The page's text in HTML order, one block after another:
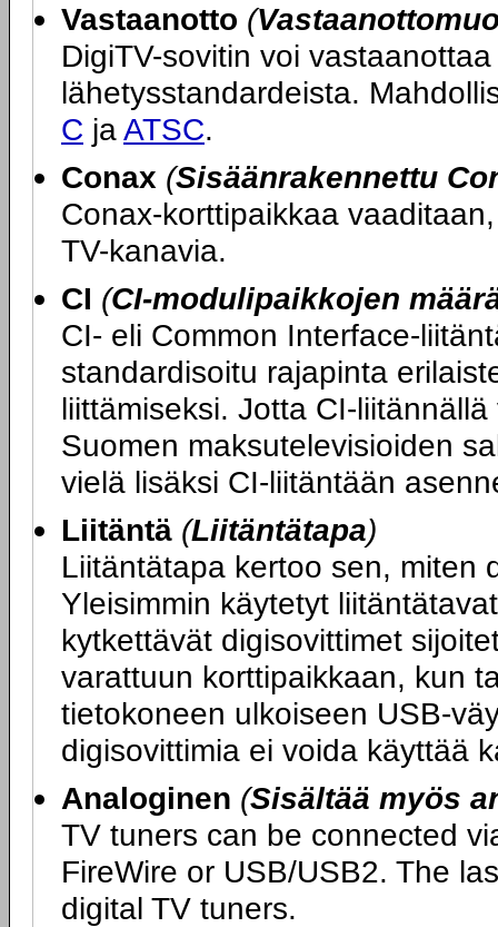
Vastaanotto (
DigiTV-sovitin voi
lähetysstandardeista.
C jaATSC.
Conax (Sisäänrakennettu
Conax-korttipaikkaa
TV-kanavia.
CI (CI-modulipaikkojen
CI- eli Common Interface-
standardisoitu rajapinta
liittämiseksi. Jotta CI-
Suomen maksutelevisioiden
vielä lisäksi CI-liitäntään
Liitäntä (Liitäntätapa)
Liitäntätapa kertoo sen, miten
Yleisimmin käytetyt
kytkettävät digisovittimet
varattuun korttipaikkaan, kun
tietokoneen ulkoiseen USB-
digisovittimia ei voida käyttää
Analoginen (Sisältää myös
TV tuners can be connected
FireWire or USB/USB2. The
digital TV tuners.